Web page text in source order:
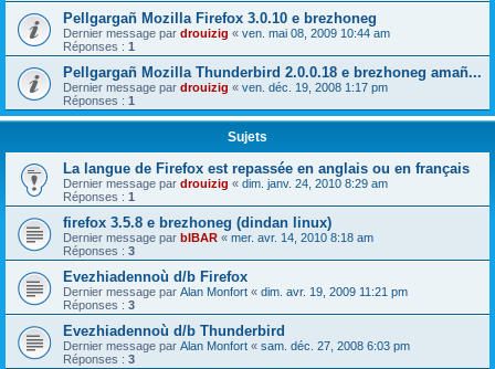
Pellgargañ Mozilla Firefox 3.0.10 e brezhoneg
Dernier message par drouizig « ven. mai 08, 2009 10:44 am
Réponses : 1
Pellgargañ Mozilla Thunderbird 2.0.0.18 e brezhoneg amañ...
Dernier message par drouizig « ven. déc. 19, 2008 1:17 pm
Réponses : 1
Sujets
La langue de Firefox est repassée en anglais ou en français
Dernier message par drouizig « dim. janv. 24, 2010 8:29 am
Réponses : 1
firefox 3.5.8 e brezhoneg (dindan linux)
Dernier message par bIBAR « mer. avr. 14, 2010 8:18 am
Réponses : 3
Evezhiadennoù d/b Firefox
Dernier message par Alan Monfort « dim. avr. 19, 2009 11:21 pm
Réponses : 3
Evezhiadennoù d/b Thunderbird
Dernier message par Alan Monfort « sam. déc. 27, 2008 6:03 pm
Réponses : 3